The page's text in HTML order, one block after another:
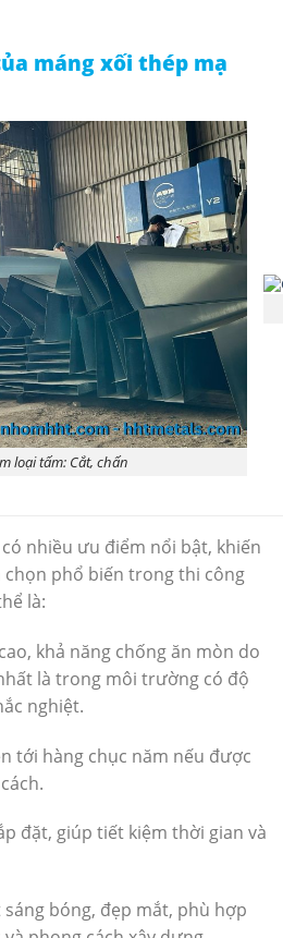
máng xối thép mạ
loại tấm: Cắt, chấn
nhiều ưu điểm nổi bật, khiến
phổ biến trong thi công
là:
khả năng chống ăn mòn do
là trong môi trường có độ
nghiệt.
tới hàng chục năm nếu được
đặt, giúp tiết kiệm thời gian và
bóng, đẹp mắt, phù hợp